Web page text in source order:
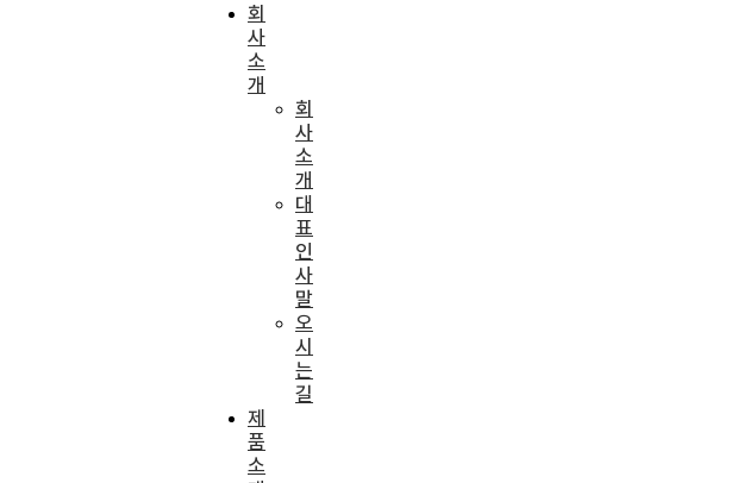
회
사
소
개
회
사
소
개
대
표
인
사
말
오
시
는
길
제
품
소